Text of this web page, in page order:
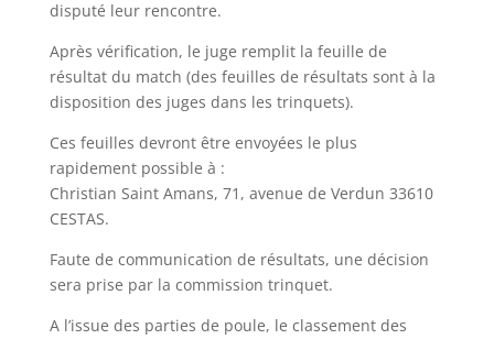
disputé leur rencontre.
Après vérification, le juge remplit la feuille de
résultat du match (des feuilles de résultats sont à la
disposition des juges dans les trinquets).
Ces feuilles devront être envoyées le plus
rapidement possible à :
Christian Saint Amans, 71, avenue de Verdun 33610
CESTAS.
Faute de communication de résultats, une décision
sera prise par la commission trinquet.
A l’issue des parties de poule, le classement des